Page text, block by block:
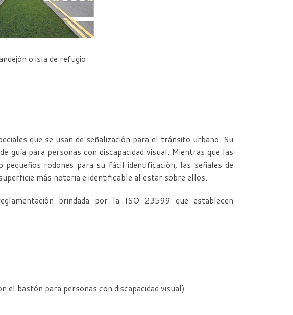
o isla de refugio
que se usan de señalización para el tránsito urbano. Su
guía para personas con discapacidad visual. Mientras que las
rodones para su fácil identificación, las señales de
más notoria e identificable al estar sobre ellos.
brindada por la ISO 23599 que establecen
bastón para personas con discapacidad visual)